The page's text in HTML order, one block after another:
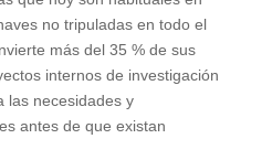
no tripuladas en todo el
más del 35 % de sus
internos de investigación
las necesidades y
antes de que existan